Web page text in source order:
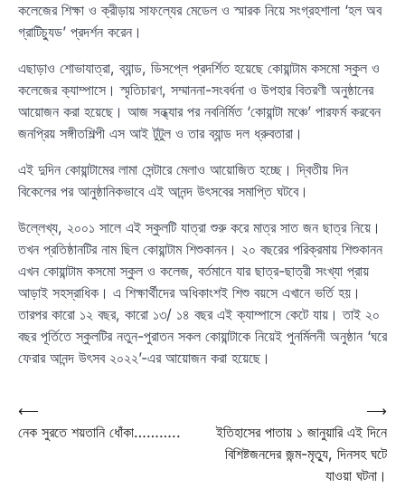
কলেজের শিক্ষা ও ক্রীড়ায় সাফল্যের মেডেল ও স্মারক নিয়ে সংগ্রহশালা ‘হল অব
গ্রাটিচ্যুড’ প্রদর্শন করেন।
এছাড়াও শোভাযাত্রা, ব্যান্ড, ডিসপ্লে প্রদর্শিত হয়েছে কোয়ান্টাম কসমো স্কুল ও
কলেজের ক্যাম্পাসে। স্মৃতিচারণ, সম্মাননা-সংবর্ধনা ও উপহার বিতরণী অনুষ্ঠানের
আয়োজন করা হয়েছে। আজ সন্ধ্যার পর নবনির্মিত ‘কোয়ান্টা মঞ্চে’ পারফর্ম করবেন
জনপ্রিয় সঙ্গীতশিল্পী এস আই টুটুল ও তার ব্যান্ড দল ধ্রুবতারা।
এই দুদিন কোয়ান্টামের লামা সেন্টারে মেলাও আয়োজিত হচ্ছে। দ্বিতীয় দিন
বিকেলের পর আনুষ্ঠানিকভাবে এই আনন্দ উৎসবের সমাপ্তি ঘটবে।
উল্লেখ্য, ২০০১ সালে এই স্কুলটি যাত্রা শুরু করে মাত্র সাত জন ছাত্র নিয়ে।
তখন প্রতিষ্ঠানটির নাম ছিল কোয়ান্টাম শিশুকানন। ২০ বছরের পরিক্রমায় শিশুকানন
এখন কোয়ান্টাম কসমো স্কুল ও কলেজ, বর্তমানে যার ছাত্র-ছাত্রী সংখ্যা প্রায়
আড়াই সহস্রাধিক। এ শিক্ষার্থীদের অধিকাংশই শিশু বয়সে এখানে ভর্তি হয়।
তারপর কারো ১২ বছর, কারো ১৩/ ১৪ বছর এই ক্যাম্পাসে কেটে যায়। তাই ২০
বছর পূর্তিতে স্কুলটির নতুন-পুরাতন সকল কোয়ান্টাকে নিয়েই পুনর্মিলনী অনুষ্ঠান ‘ঘরে
ফেরার আনন্দ উৎসব ২০২২’-এর আয়োজন করা হয়েছে।
Post
navigation
⟵
নেক সুরতে শয়তানি ধোঁকা………..
ইতিহাসের পাতায় ১ জানুয়ারি এই দিনে
বিশিষ্টজনদের জন্ম-মৃত্যু, দিনসহ ঘটে
যাওয়া ঘটনা।
⟶